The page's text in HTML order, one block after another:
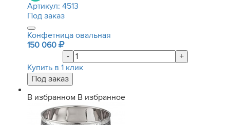
Артикул: 4513
Под заказ
Конфетница овальная
150 060
-
+
Купить в 1 клик
В избранном В избранное